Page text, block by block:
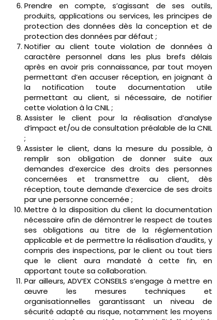
Prendre en compte, s’agissant de ses outils,
produits, applications ou services, les principes de
protection des données dès la conception et de
protection des données par défaut ;
Notifier au client toute violation de données à
caractère personnel dans les plus brefs délais
après en avoir pris connaissance, par tout moyen
permettant d’en accuser réception, en joignant à
la notification toute documentation utile
permettant au client, si nécessaire, de notifier
cette violation à la CNIL ;
Assister le client pour la réalisation d’analyse
d’impact et/ou de consultation préalable de la CNIL
;
Assister le client, dans la mesure du possible, à
remplir son obligation de donner suite aux
demandes d’exercice des droits des personnes
concernées et transmettre au client, dès
réception, toute demande d’exercice de ses droits
par une personne concernée ;
Mettre à la disposition du client la documentation
nécessaire afin de démontrer le respect de toutes
ses obligations au titre de la réglementation
applicable et de permettre la réalisation d’audits, y
compris des inspections, par le client ou tout tiers
que le client aura mandaté à cette fin, en
apportant toute sa collaboration.
Par ailleurs, ADV’EX CONSEILS s’engage à mettre en
œuvre les mesures techniques et
organisationnelles garantissant un niveau de
sécurité adapté au risque, notamment les moyens